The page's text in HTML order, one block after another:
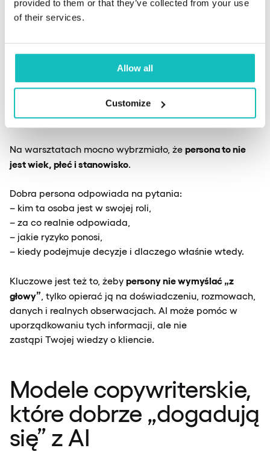
provided to them or that they’ve collected from your use
of their services.
Allow all
Customize
gotowego tekstu, tylko budujemy solidny fundament.
Persona: mniej
demografii, więcej
Na warsztatach mocno wybrzmiało, że persona to nie
jest wiek, płeć i stanowisko.
Dobra persona odpowiada na pytania:
– kim ta osoba jest w swojej roli,
– za co realnie odpowiada,
– jakie ryzyko ponosi,
– kiedy podejmuje decyzje i dlaczego właśnie wtedy.
Kluczowe jest też to, żeby persony nie wymyślać „z
głowy” , tylko opierać ją na doświadczeniu, rozmowach,
danych i realnych obserwacjach. AI może pomóc w
uporządkowaniu tych informacji, ale nie
zastąpi Twojej wiedzy o kliencie.
Modele copywriterskie,
które dobrze „dogadują
się” z AI